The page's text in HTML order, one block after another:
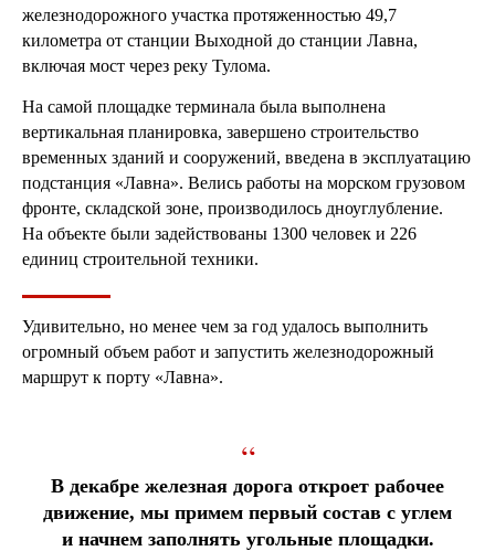
железнодорожного участка протяженностью 49,7
километра от станции Выходной до станции Лавна,
включая мост через реку Тулома.
На самой площадке терминала была выполнена
вертикальная планировка, завершено строительство
временных зданий и сооружений, введена в эксплуатацию
подстанция «Лавна». Велись работы на морском грузовом
фронте, складской зоне, производилось дноуглубление.
На объекте были задействованы 1300 человек и 226
единиц строительной техники.
Удивительно, но менее чем за год удалось выполнить
огромный объем работ и запустить железнодорожный
маршрут к порту «Лавна».
“
В декабре железная дорога откроет рабочее
движение, мы примем первый состав с углем
и начнем заполнять угольные площадки.